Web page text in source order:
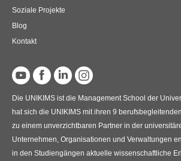
Soziale Projekte
Blog
Kontakt
Die UNIKIMS ist die Management School der
hat sich die UNIKIMS mit ihren 9
zu einem unverzichtbaren Partner in der
Unternehmen, Organisationen und Verwaltungen
in den Studiengängen aktuelle wissenschaftliche